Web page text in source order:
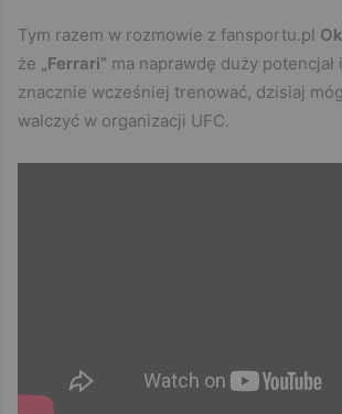
Tym razem w rozmowie z fansportu.pl
że „Ferrari” ma naprawdę duży potencjał
znacznie wcześniej trenować, dzisiaj
walczyć w organizacji UFC.